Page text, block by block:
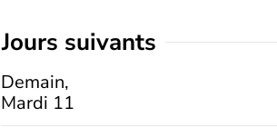
jours suivants
Demain,
Mardi 11